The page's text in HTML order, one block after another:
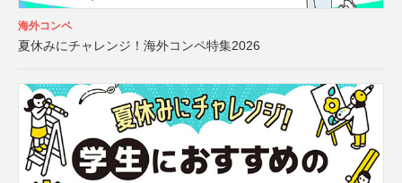
海外コンペ
夏休みにチャレンジ！海外コンペ特集2026